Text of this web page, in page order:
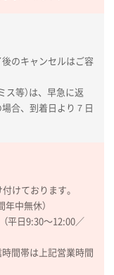
選べて価格が安
ラル(A4対応)
のキャンセルはご容
ス等）は、早急に返
合、到着日より７日
けております。
年中無休）
平日9:30〜12:00／
間帯は上記営業時間